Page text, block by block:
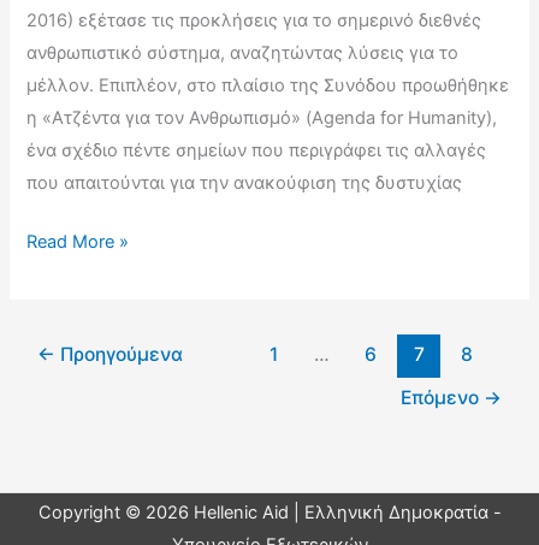
2016) εξέτασε τις προκλήσεις για το σημερινό διεθνές
ανθρωπιστικό σύστημα, αναζητώντας λύσεις για το
μέλλον. Επιπλέον, στο πλαίσιο της Συνόδου προωθήθηκε
η «Ατζέντα για τον Ανθρωπισμό» (Agenda for Humanity),
ένα σχέδιο πέντε σημείων που περιγράφει τις αλλαγές
που απαιτούνται για την ανακούφιση της δυστυχίας
Παγκόσμια
(Κωνσταντινούπολη,
2016)
Read More »
← Προηγούμενα 1 … 6 7
8
Επόμενο →
Copyright © 2026 Hellenic Aid | Ελληνική Δημοκρατία -